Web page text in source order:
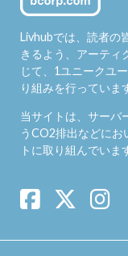
Livhubでは、読者の
きるよう、アーティ
じて、1ユニークユ
り組みを行っていま
当サイトは、サーバ
うCO2排出などにお
トに取り組んでいま